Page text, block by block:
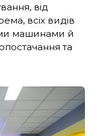
від
всіх видів
машинами й
та